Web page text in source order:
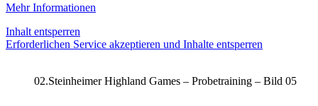
Mehr Informationen
Inhalt entsperren
Erforderlichen Service akzeptieren und Inhalte entsperren
02.Steinheimer Highland Games – Probetraining – Bild 05